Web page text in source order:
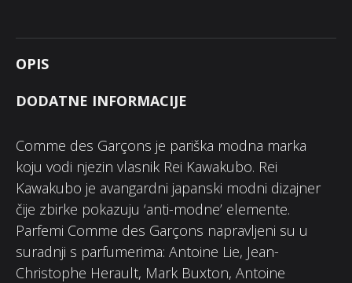
OPIS
DODATNE INFORMACIJE
Comme des Garçons je pariška modna marka
koju vodi njezin vlasnik Rei Kawakubo. Rei
Kawakubo je avangardni japanski modni dizajner
čije zbirke pokazuju ‘anti-modne’ elemente.
Parfemi Comme des Garçons napravljeni su u
suradnji s parfumerima: Antoine Lie, Jean-
Christophe Herault, Mark Buxton, Antoine